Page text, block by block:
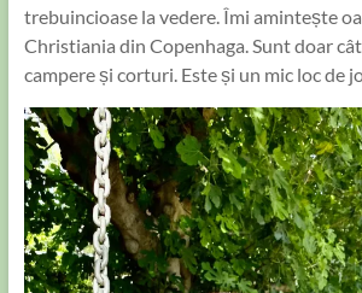
trebuincioase la vedere. Îmi amintește
Christiania din Copenhaga. Sunt doar
campere și corturi. Este și un mic loc de